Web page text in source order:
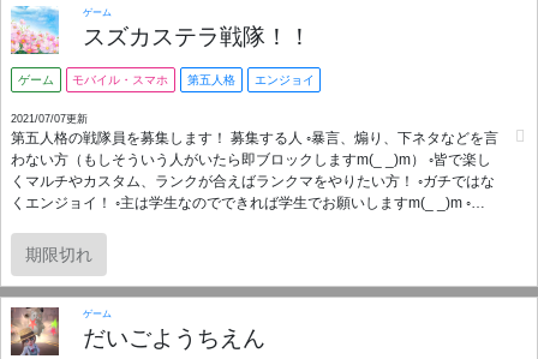
から返信が来るまではチャンネルの閲覧のみ可とします！ 面談終わってな
い方のトラブルを避けたいので 女性が少ないため女性最優先です！ゲーム
の特性上、女性が入りづらくなりやすいため女子会も開きます！
ゲーム
スズカステラ戦隊！！
ゲーム モバイル・スマホ 第五人格 エンジョイ
2021/07/07更新
第五人格の戦隊員を募集します！ 募集する人 ◦暴言、煽り、下ネタなどを言
わない方（もしそういう人がいたら即ブロックしますm(_ _)m） ◦皆で楽し
くマルチやカスタム、ランクが合えばランクマをやりたい方！ ◦ガチではな
くエンジョイ！ ◦主は学生なのでできれば学生でお願いしますm(_ _)m ◦週
くれれば大丈夫ですー！） ◦段位関係なく楽しく遊べる！ 募集人数は4人で
戦隊の上限人数までいってもいいですがらもしオーバーしてしまった場合
は早い人優先ということになります…でもフレンドとしては遊べます！！
新しく作ったばかりで私しかいませんが、よければぜひよろしくお願いし
ますm(_ _)m
期限切れ
ゲーム
だいごようちえん